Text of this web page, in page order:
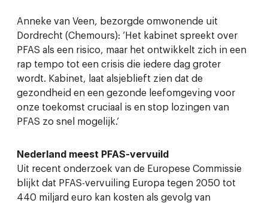
Anneke van Veen, bezorgde omwonende uit
Dordrecht (Chemours): ‘Het kabinet spreekt over
PFAS als een risico, maar het ontwikkelt zich in een
rap tempo tot een crisis die iedere dag groter
wordt. Kabinet, laat alsjeblieft zien dat de
gezondheid en een gezonde leefomgeving voor
onze toekomst cruciaal is en stop lozingen van
PFAS zo snel mogelijk.’
Nederland meest PFAS-vervuild
Uit recent onderzoek van de Europese Commissie
blijkt dat PFAS-vervuiling Europa tegen 2050 tot
440 miljard euro kan kosten als gevolg van